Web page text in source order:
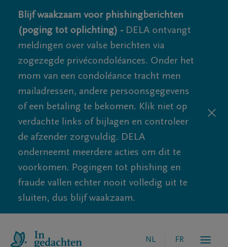
Blijf waakzaam voor phishingberichten
(poging tot oplichting) - DELA ontvangt
meldingen over valse berichten via
zogezegde privécondoléances. Onder het
mom van een condoléance tracht men
mailadressen, andere persoonsgegevens
of een betaling te bekomen. Klik niet op
verdachte links of bijlagen en controleer
de afzender zorgvuldig. DELA
onderneemt meerdere acties om dit te
voorkomen. Pogingen tot phishing en
fraude vallen echter nooit volledig uit te
sluiten, dus blijf waakzaam.
NL FR